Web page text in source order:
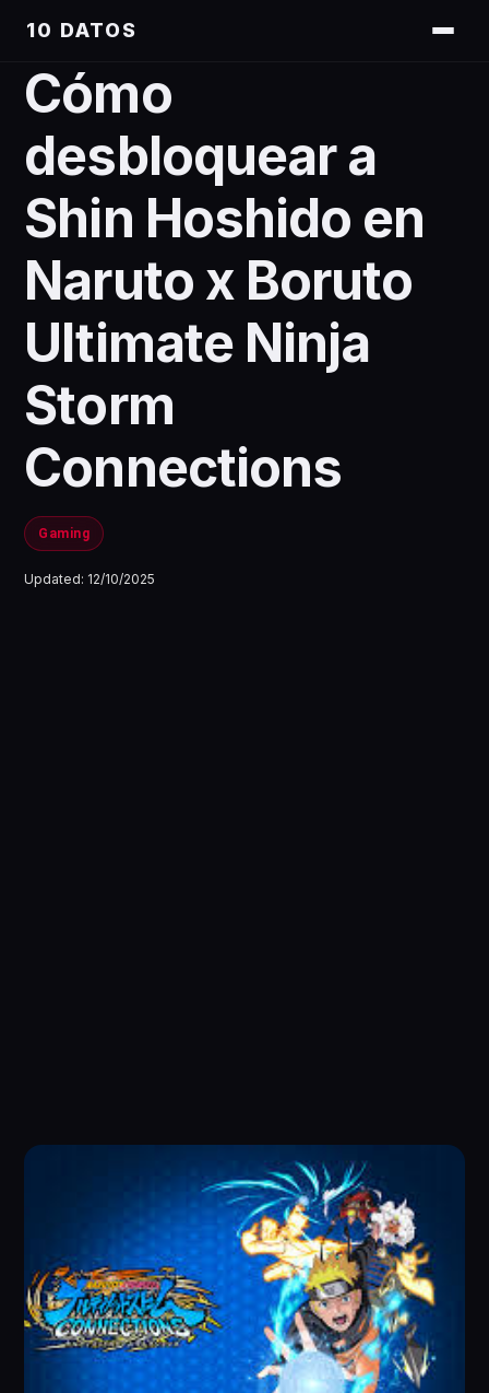
10 DATOS
Cómo
desbloquear a
Shin Hoshido en
Naruto x Boruto
Ultimate Ninja
Storm
Connections
Gaming
Updated: 12/10/2025